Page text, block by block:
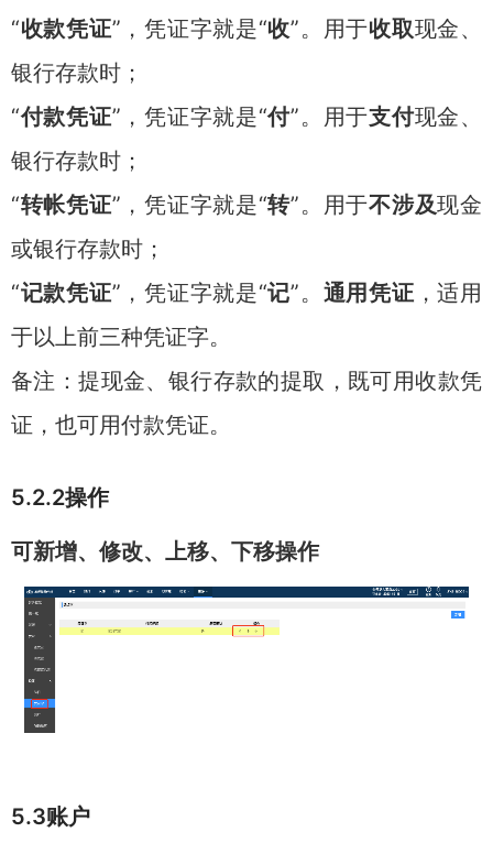
“收款凭证”，凭证字就是“收”。用于收取现金、
银行存款时；
“付款凭证”，凭证字就是“付”。用于支付现金、
银行存款时；
“转帐凭证”，凭证字就是“转”。用于不涉及现金
或银行存款时；
“记款凭证”，凭证字就是“记”。 通用凭证 ，适用
于以上前三种凭证字。
备注：提现金、银行存款的提取，既可用收款凭
证，也可用付款凭证。
5.2.2操作
可新增、修改、上移、下移操作
5.3账户